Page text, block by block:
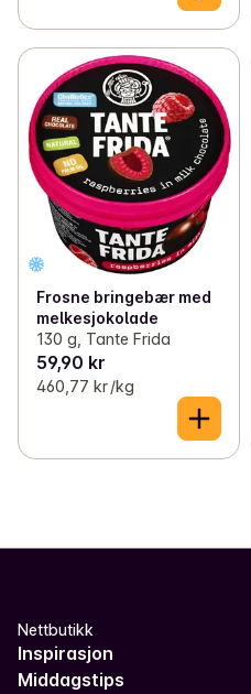
Frosne bringebær med
melkesjokolade
130 g, Tante Frida
59,90 kr
460,77 kr /kg
Nettbutikk
Inspirasjon
Middagstips